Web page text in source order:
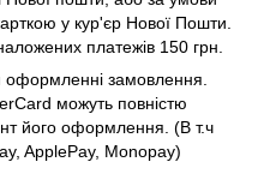
у кур'єр Нової Пошти.
платежів 150 грн.
замовлення.
можуть повністю
його оформлення. (В т.ч
ApplePay, Monopay)